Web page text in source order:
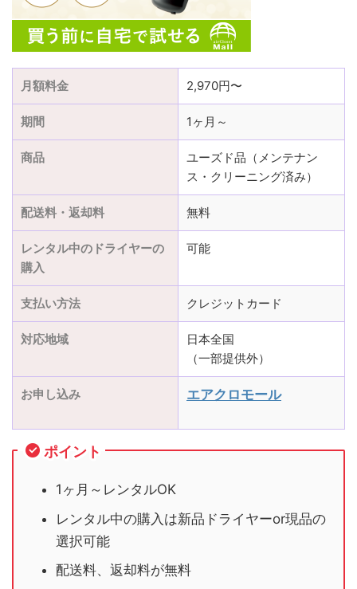
月額料金 2,970円〜
期間 1ヶ月～
商品
ユーズド品（メンテナン
ス・クリーニング済み）
配送料・返却料 無料
レンタル中のドライヤーの
購入
可能
支払い方法 クレジットカード
対応地域
日本全国
（一部提供外）
お申し込み エアクロモール
ポイント
1ヶ月～レンタルOK
レンタル中の購入は新品ドライヤーor現品の
選択可能
配送料、返却料が無料